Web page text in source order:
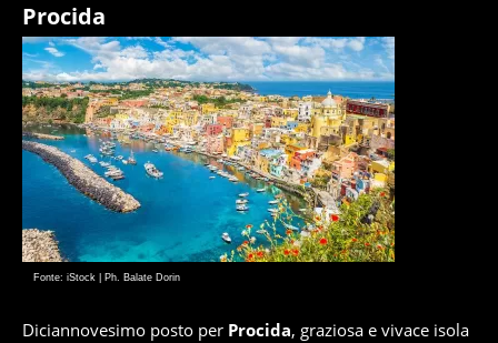
Procida
Fonte: iStock | Ph. Balate Dorin
Diciannovesimo posto per Procida, graziosa e vivace isola